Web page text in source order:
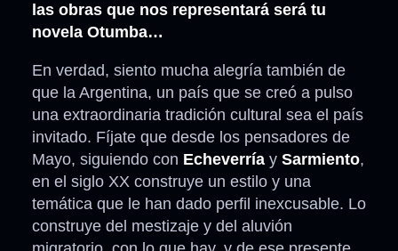
las obras que nos representará será tu
novela Otumba…
En verdad, siento mucha alegría también de
que la Argentina, un país que se creó a pulso
una extraordinaria tradición cultural sea el país
invitado. Fíjate que desde los pensadores de
Mayo, siguiendo con Echeverría y Sarmiento,
en el siglo XX construye un estilo y una
temática que le han dado perfil inexcusable. Lo
construye del mestizaje y del aluvión